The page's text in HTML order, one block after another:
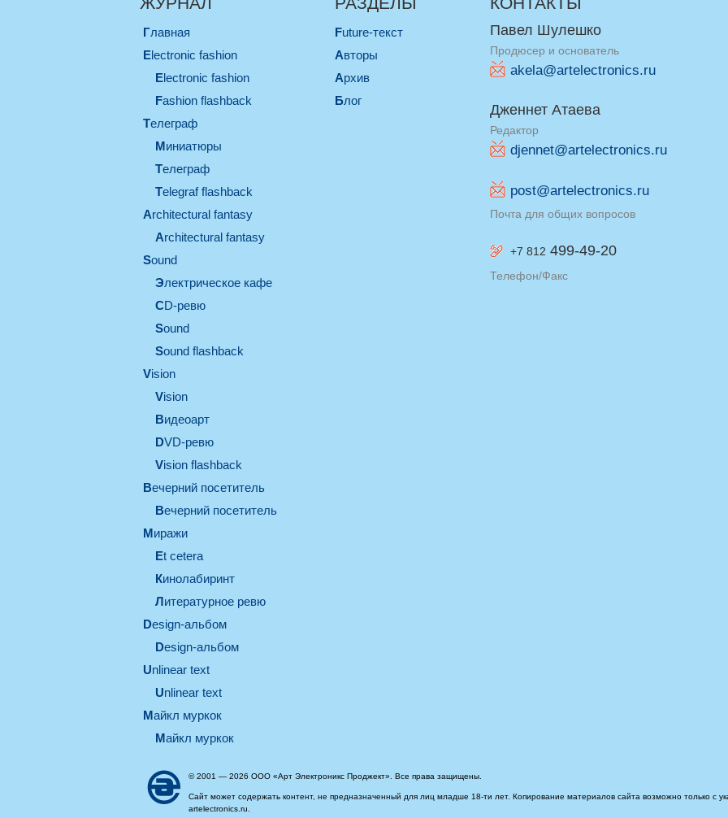
Главная
electronic fashion
electronic fashion
Fashion flashback
телеграф
миниатюры
телеграф
Telegraf flashback
architectural fantasy
architectural fantasy
sound
электрическое кафе
CD-ревю
sound
Sound flashback
vision
vision
видеоарт
DVD-ревю
Vision flashback
вечерний посетитель
вечерний посетитель
миражи
et cetera
кинолабиринт
литературное ревю
design-альбом
design-альбом
unlinear text
Unlinear text
майкл муркок
майкл муркок
Future-текст
Авторы
Архив
Блог
Павел Шулешко
Продюсер и основатель
akela@artelectronics.ru
Дженнет Атаева
Редактор
djennet@artelectronics.ru
post@artelectronics.ru
Почта для общих вопросов
+7 812 499-49-20
Телефон/Факс
© 2001 — 2026 ООО «Арт Электроникс Проджект». Все права защищены.
Сайт может содержать контент, не предназначенный для лиц младше 18-ти лет. Копирование материалов сайта возможно только с
artelectronics.ru.